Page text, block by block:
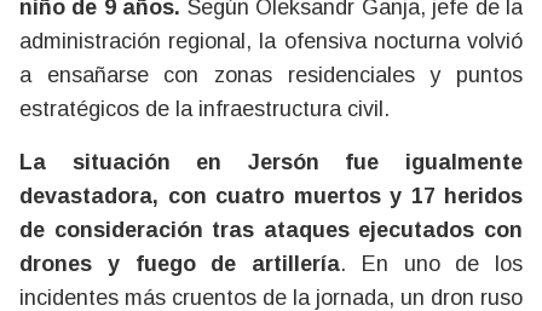
niño de 9 años. Según Oleksandr Ganja, jefe de la
administración regional, la ofensiva nocturna volvió
a ensañarse con zonas residenciales y puntos
estratégicos de la infraestructura civil.
La situación en Jersón fue igualmente
devastadora, con cuatro muertos y 17 heridos
de consideración tras ataques ejecutados con
drones y fuego de artillería. En uno de los
incidentes más cruentos de la jornada, un dron ruso